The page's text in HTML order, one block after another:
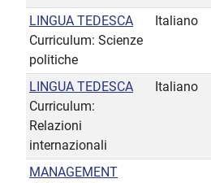
LINGUA TEDESCA
Curriculum: Scienze
politiche
Italiano
LINGUA TEDESCA
Curriculum:
Relazioni
internazionali
Italiano
MANAGEMENT